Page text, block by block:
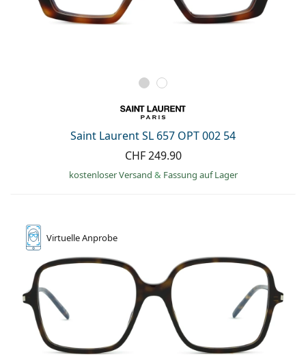
Saint Laurent SL 657 OPT 002 54
CHF 249.90
kostenloser Versand & Fassung auf Lager
VirtuelleAnprobe